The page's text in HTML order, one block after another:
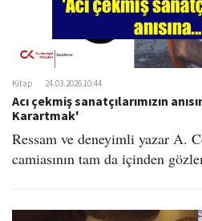
Kitap 24.03.2026 10:44
Acı çekmiş sanatçılarımızın
Karartmak'
Ressam ve deneyimli yazar A.
camiasının tam da içinden